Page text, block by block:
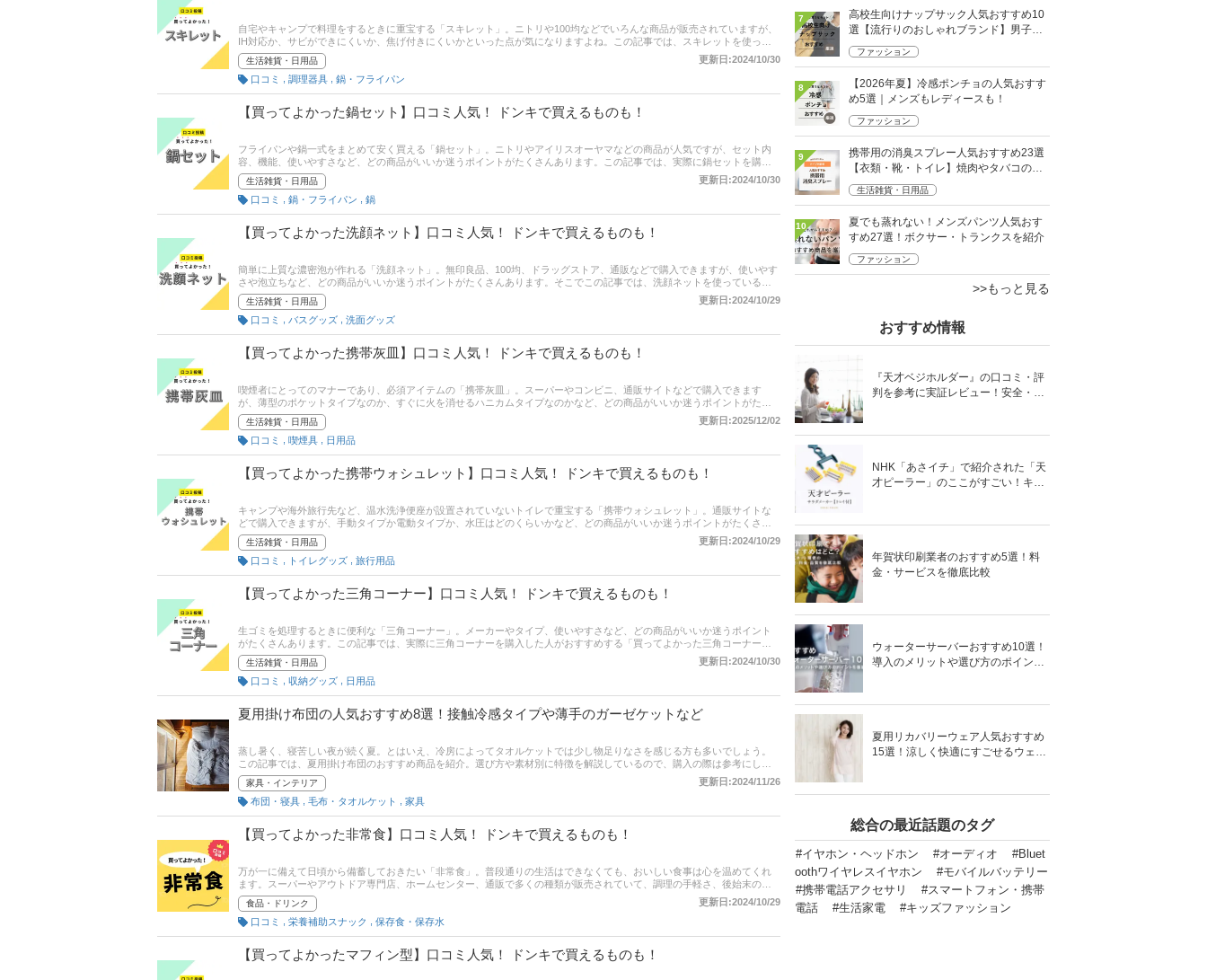
自宅やキャンプで料理をするときに重宝する「スキレット」。ニトリや100均などでいろんな商品が販売されていますが、
IH対応か、サビができにくいか、焦げ付きにくいかといった点が気になりますよね。この記事では、スキレットを使って
いる人がおすすめする「買ってよかった商品」だけを紹介します。 商品の口コミはもちろん、コスパやお手入れのしやす
さ、耐久性といった評価ポイントも聞いてみたので、各項目にも注目して商品選びの参考にしてください！
生活雑貨・日用品
更新日:2024/10/30
口コミ
調理器具 鍋・フライパン
【買ってよかった鍋セット】口コミ人気！ ドンキで買えるものも！
フライパンや鍋一式をまとめて安く買える「鍋セット」。ニトリやアイリスオーヤマなどの商品が人気ですが、セット内
容、機能、使いやすさなど、どの商品がいいか迷うポイントがたくさんあります。この記事では、実際に鍋セットを購入
した人がおすすめする「買ってよかった鍋セット」だけを紹介します。 商品の口コミはもちろん、コスパやお手入れ、耐
久性の満足度といった評価ポイントも聞いてみたので、各項目にも注目して商品選びの参考にしてください！
生活雑貨・日用品
更新日:2024/10/30
口コミ
鍋・フライパン 鍋
【買ってよかった洗顔ネット】口コミ人気！ ドンキで買えるものも！
簡単に上質な濃密泡が作れる「洗顔ネット」。無印良品、100均、ドラッグストア、通販などで購入できますが、使いやす
さや泡立ちなど、どの商品がいいか迷うポイントがたくさんあります。そこでこの記事では、洗顔ネットを使っている人
がおすすめする「買ってよかった商品」だけを紹介します。 商品の口コミはもちろん、コスパや使いやすさ、泡立ちの満
足度といった評価ポイントも聞いてみたので、各項目にも注目して商品選びの参考にしてください！
生活雑貨・日用品
更新日:2024/10/29
口コミ
バスグッズ 洗面グッズ
【買ってよかった携帯灰皿】口コミ人気！ ドンキで買えるものも！
喫煙者にとってのマナーであり、必須アイテムの「携帯灰皿」。スーパーやコンビニ、通販サイトなどで購入できます
が、薄型のポケットタイプなのか、すぐに火を消せるハニカムタイプなのかなど、どの商品がいいか迷うポイントがたく
さんあります。この記事では携帯灰皿を使っている人がおすすめする「買ってよかった商品」だけを紹介します。 商品の
口コミはもちろん、コスパや使いやすさ、携帯性といった評価ポイントも聞いてみたので、各項目にも注目して商品選び
の参考にしてください！
生活雑貨・日用品
更新日:2025/12/02
口コミ
喫煙具 日用品
【買ってよかった携帯ウォシュレット】口コミ人気！ ドンキで買えるものも！
キャンプや海外旅行先など、温水洗浄便座が設置されていないトイレで重宝する「携帯ウォシュレット」。通販サイトな
どで購入できますが、手動タイプか電動タイプか、水圧はどのくらいかなど、どの商品がいいか迷うポイントがたくさん
あります。この記事では携帯ウォシュレットを使っている人がおすすめする「買ってよかった商品」だけを紹介します。
商品の口コミはもちろん、コスパや使いやすさ、携帯性といった評価ポイントも聞いてみたので、各項目にも注目して商
品選びの参考にしてください！
生活雑貨・日用品
更新日:2024/10/29
口コミ
トイレグッズ 旅行用品
【買ってよかった三角コーナー】口コミ人気！ ドンキで買えるものも！
生ゴミを処理するときに便利な「三角コーナー」。メーカーやタイプ、使いやすさなど、どの商品がいいか迷うポイント
がたくさんあります。この記事では、実際に三角コーナーを購入した人がおすすめする「買ってよかった三角コーナー」
だけを紹介します。 商品の口コミはもちろん、コスパや使いやすさ、お手入れの満足度といった評価ポイントも聞いてみ
たので、各項目にも注目して商品選びの参考にしてください！
生活雑貨・日用品
更新日:2024/10/30
口コミ
収納グッズ 日用品
夏用掛け布団の人気おすすめ8選！接触冷感タイプや薄手のガーゼケットなど
蒸し暑く、寝苦しい夜が続く夏。とはいえ、冷房によってタオルケットでは少し物足りなさを感じる方も多いでしょう。
この記事では、夏用掛け布団のおすすめ商品を紹介。選び方や素材別に特徴を解説しているので、購入の際は参考にして
みてください。
家具・インテリア
更新日:2024/11/26
布団・寝具
毛布・タオルケット 家具
【買ってよかった非常食】口コミ人気！ ドンキで買えるものも！
万が一に備えて日頃から備蓄しておきたい「非常食」。普段通りの生活はできなくても、おいしい食事は心を温めてくれ
ます。スーパーやアウトドア専門店、ホームセンター、通販で多くの種類が販売されていて、調理の手軽さ、後始末のし
やすさなど、どの商品がいいか迷うポイントがたくさんあります。この記事では、みんながおすすめする「買ってよかっ
た非常食」だけを紹介します。 商品の口コミはもちろん、味・おいしさや食べやすさ、保存期間の長さといった評価ポイ
ントも聞いてみたので、各項目にも注目して商品選びの参考にしてください！
食品・ドリンク
更新日:2024/10/29
口コミ
栄養補助スナック 保存食・保存水
【買ってよかったマフィン型】口コミ人気！ ドンキで買えるものも！
7
高校生向けナップサック人気おすすめ10
選【流行りのおしゃれブランド】男子・
女子高生向け
ファッション
8
【2026年夏】冷感ポンチョの人気おすす
め5選｜メンズもレディースも！
ファッション
9
携帯用の消臭スプレー人気おすすめ23選
【衣類・靴・トイレ】焼肉やタバコのニ
オイにも
生活雑貨・日用品
10
夏でも蒸れない！メンズパンツ人気おす
すめ27選！ボクサー・トランクスを紹介
ファッション
>>もっと見る
おすすめ情報
『天才ベジホルダー』の口コミ・評
判を参考に実証レビュー！安全・時
NHK「あさイチ」で紹介された「天
才ピーラー」のここがすごい！キャ
年賀状印刷業者のおすすめ5選！料
金・サービスを徹底比較
ウォーターサーバーおすすめ10選！
導入のメリットや選び方のポイント
夏用リカバリーウェア人気おすすめ
15選！涼しく快適にすごせるウェア
総合の最近話題のタグ
#イヤホン・ヘッドホン #オーディオ
#Bluet
oothワイヤレスイヤホン
#モバイルバッテリー
#携帯電話アクセサリ
#スマートフォン・携帯
電話
#生活家電 #キッズファッション